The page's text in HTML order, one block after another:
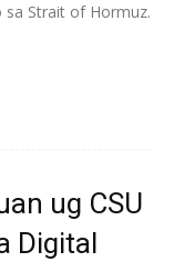
sa Strait of Hormuz.
ug CSU
Digital